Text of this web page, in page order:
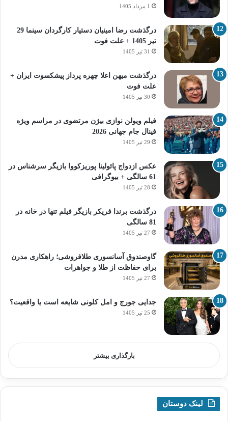
1 مرداد 1405
درگذشت رضا امینیان دستیار کارگردان سینما 29
تیر 1405 + علت فوت
31 تیر 1405
درگذشت میهن اعلا چهره پرداز پیشکسوت ایران +
علت فوت
30 تیر 1405
فیلم ویولن نوازی بیژن مرتضوی در مراسم ویژه
فینال جام جهانی 2026
29 تیر 1405
عکس ازدواج پائولینا پوریزکووا بازیگر سرشناس در
61 سالگی + بیوگرافی
28 تیر 1405
درگذشت برندا فریکر بازیگر فیلم تنها در خانه در
81 سالگی
27 تیر 1405
گاوصندوق آسانسوری طلافروشی؛ راهکاری مدرن
برای حفاظت از طلا و جواهرات
27 تیر 1405
جدایی جورج و امل کلونی شایعه است یا واقعیت؟
25 تیر 1405
بارگذاری بیشتر
لینک دوستان